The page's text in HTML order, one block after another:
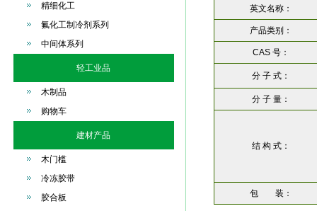
精细化工
氟化工制冷剂系列
中间体系列
轻工业品
木制品
购物车
建材产品
木门槛
冷冻胶带
胶合板
英文名称：
产品类别：
CAS 号：
分 子 式：
分 子 量：
结 构 式：
包 装：